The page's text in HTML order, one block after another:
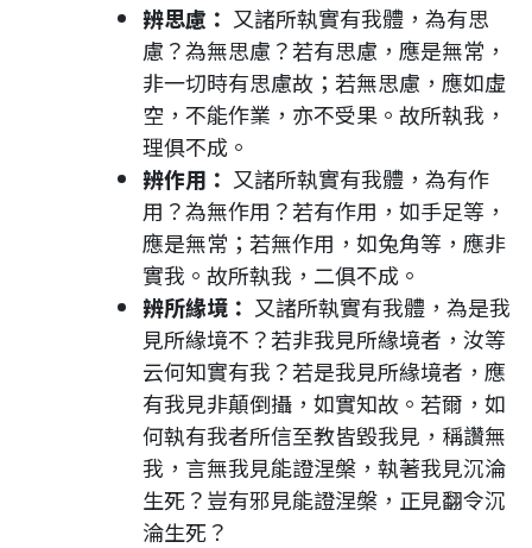
辨思慮： 又諸所執實有我體，為有思
慮？為無思慮？若有思慮，應是無常，
非一切時有思慮故；若無思慮，應如虛
空，不能作業，亦不受果。故所執我，
理俱不成。
辨作用： 又諸所執實有我體，為有作
用？為無作用？若有作用，如手足等，
應是無常；若無作用，如兔角等，應非
實我。故所執我，二俱不成。
辨所緣境： 又諸所執實有我體，為是我
見所緣境不？若非我見所緣境者，汝等
云何知實有我？若是我見所緣境者，應
有我見非顛倒攝，如實知故。若爾，如
何執有我者所信至教皆毀我見，稱讚無
我，言無我見能證涅槃，執著我見沉淪
生死？豈有邪見能證涅槃，正見翻令沉
淪生死？